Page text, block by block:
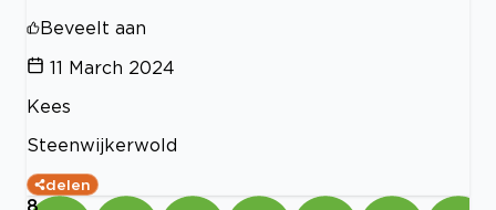
Beveelt aan
11 March 2024
Kees
Steenwijkerwold
delen
8